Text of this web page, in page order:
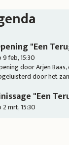
"Een
9 feb, 15:30
door Arjen
door het
"Een
2 mrt, 15:30